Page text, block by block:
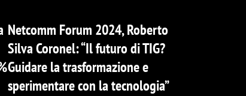
Netcomm Forum 2024, Roberto
Silva Coronel: “Il futuro di TIG?
Guidare la trasformazione e
sperimentare con la tecnologia”